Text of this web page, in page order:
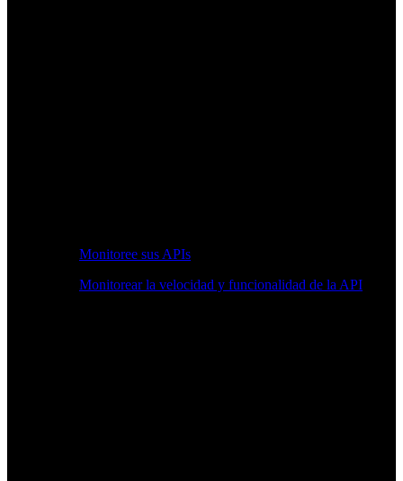
Monitoree sus APIs
Monitorear la velocidad y funcionalidad de la API